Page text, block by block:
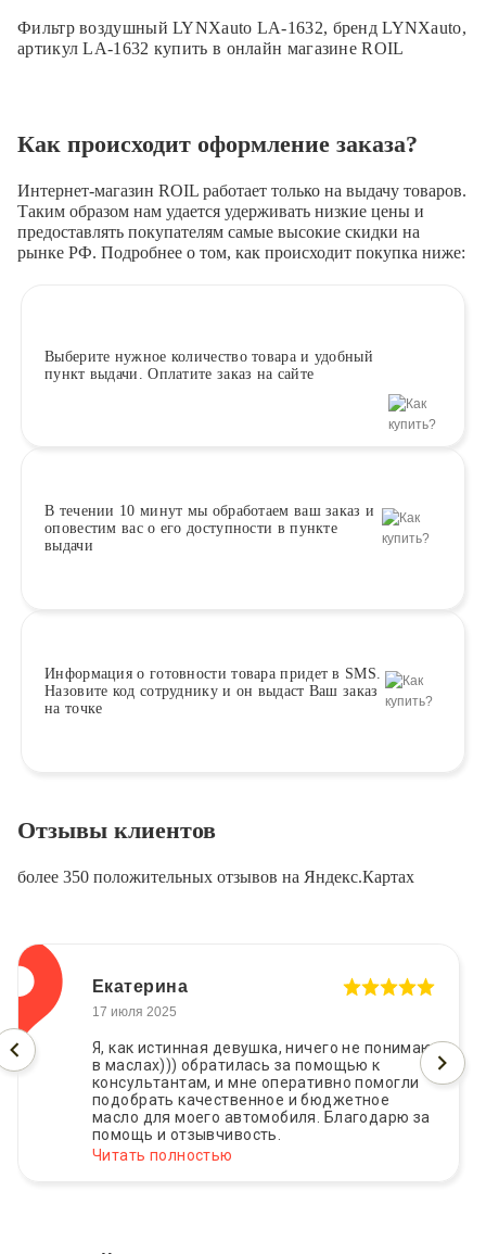
Фильтр воздушный LYNXauto LA-1632, бренд LYNXauto,
артикул LA-1632 купить в онлайн магазине ROIL
Как происходит оформление заказа?
Интернет-магазин ROIL работает только на выдачу товаров.
Таким образом нам удается удерживать низкие цены и
предоставлять покупателям самые высокие скидки на
рынке РФ. Подробнее о том, как происходит покупка ниже:
Выберите нужное количество товара и удобный
пункт выдачи. Оплатите заказ на сайте
В течении 10 минут мы обработаем ваш заказ и
оповестим вас о его доступности в пункте
выдачи
Информация о готовности товара придет в SMS.
Назовите код сотруднику и он выдаст Ваш заказ
на точке
Отзывы клиентов
более 350 положительных отзывов на Яндекс.Картах
Екатерина
17 июля 2025
Я, как истинная девушка, ничего не понимаю
в маслах))) обратилась за помощью к
консультантам, и мне оперативно помогли
подобрать качественное и бюджетное
масло для моего автомобиля. Благодарю за
помощь и отзывчивость.
Читать полностью